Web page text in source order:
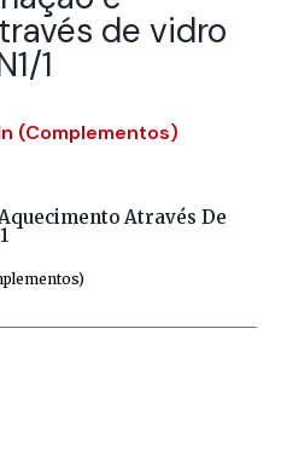
de vidro
1
(Complementos)
Através De